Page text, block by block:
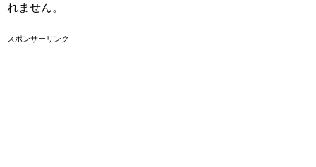
れません。
スポンサーリンク